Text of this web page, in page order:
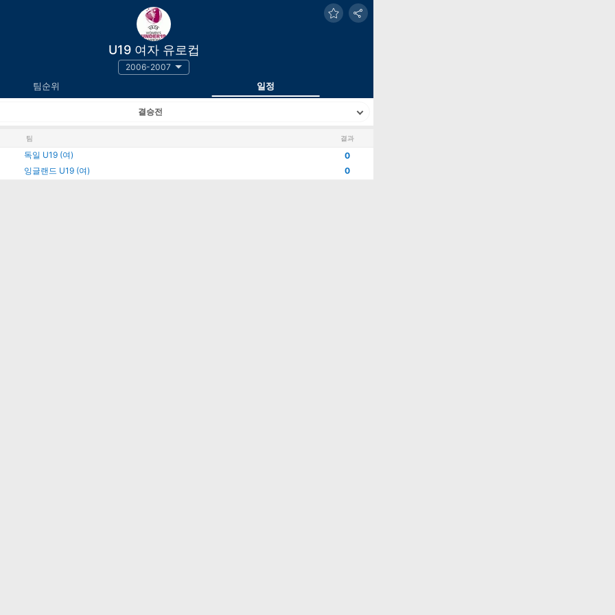
U19 여자 유로컵
2006-2007
팀순위 일정
결승전
팀 결과
독일 U19 (여)
잉글랜드 U19 (여)
0
0